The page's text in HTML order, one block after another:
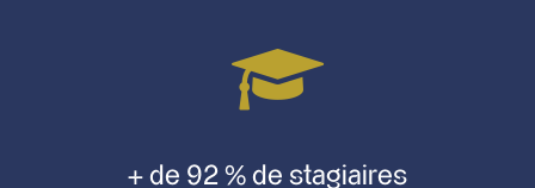
+ de 92 % de stagiaires